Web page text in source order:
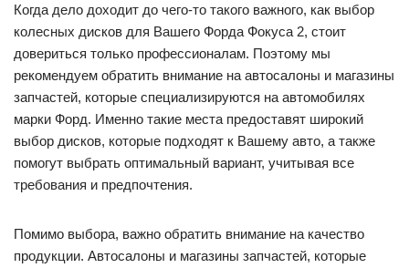
Когда дело доходит до чего-то такого важного, как выбор
колесных дисков для Вашего Форда Фокуса 2, стоит
довериться только профессионалам. Поэтому мы
рекомендуем обратить внимание на автосалоны и магазины
запчастей, которые специализируются на автомобилях
марки Форд. Именно такие места предоставят широкий
выбор дисков, которые подходят к Вашему авто, а также
помогут выбрать оптимальный вариант, учитывая все
требования и предпочтения.
Помимо выбора, важно обратить внимание на качество
продукции. Автосалоны и магазины запчастей, которые